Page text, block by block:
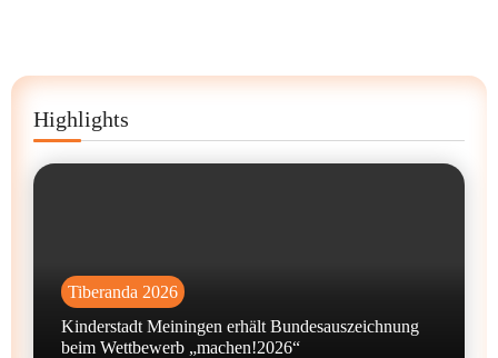
Highlights
Tiberanda 2026
Kinderstadt Meiningen erhält Bundesauszeichnung
beim Wettbewerb „machen!2026“